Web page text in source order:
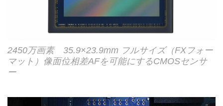
2450万画素 35.9×23.9mm フルサイズ（FXフォー
マット）像面位相差AFを可能にするCMOSセンサ
ー